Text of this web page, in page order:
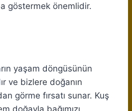
göstermek önemlidir.
yaşam döngüsünün
ve bizlere doğanın
görme fırsatı sunar. Kuş
doğayla bağımızı